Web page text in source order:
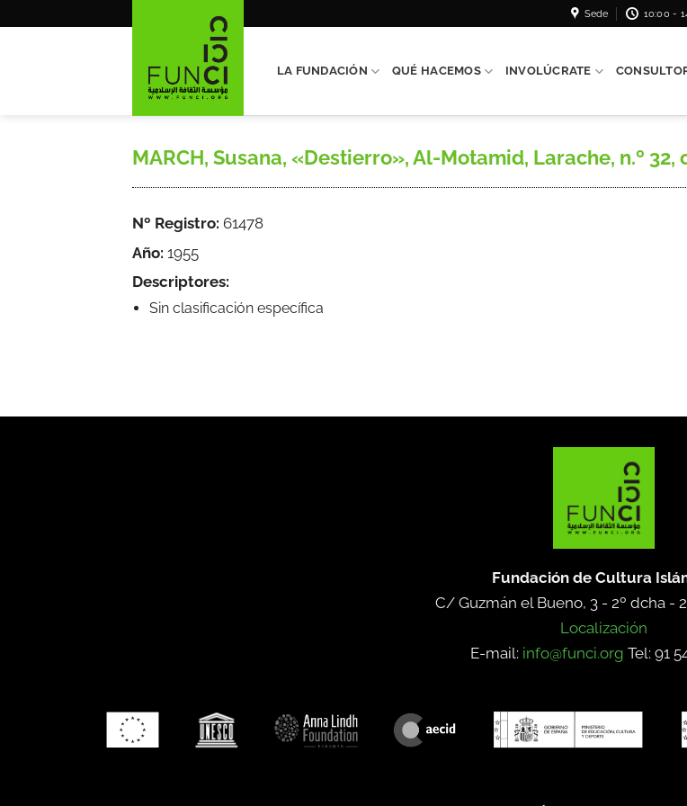
Sede 10:00 -
LA FUNDACIÓN QUÉ HACEMOS INVOLÚCRATE
MARCH, Susana, «Destierro», Al-Motamid, Larache, n.º
Nº Registro: 61478
Año: 1955
Descriptores:
Sin clasificación específica
Fundación de Cultura
C/ Guzmán el Bueno, 3 - 2º dcha -
Localización
E-mail: info@funci.org Tel: 91